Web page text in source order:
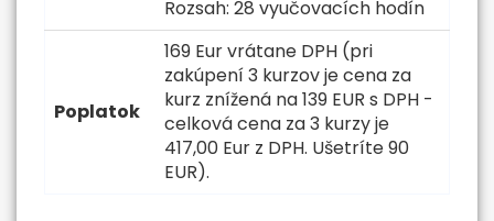
Rozsah: 28 vyučovacích hodín
Poplatok
169 Eur vrátane DPH (pri
zakúpení 3 kurzov je cena za
kurz znížená na 139 EUR s DPH -
celková cena za 3 kurzy je
417,00 Eur z DPH. Ušetríte 90
EUR).